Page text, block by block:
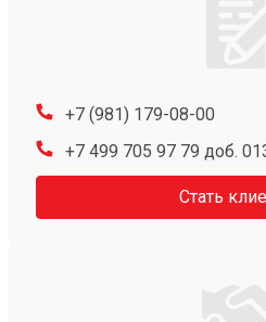
+7 (981) 179-08-00
+7 499 705 97 79 доб.
Стать